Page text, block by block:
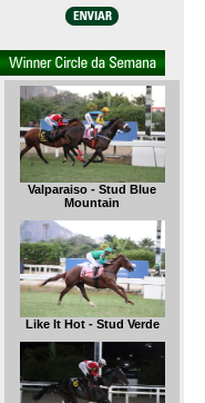
Valparaiso - Stud Blue
Mountain
Like It Hot - Stud Verde